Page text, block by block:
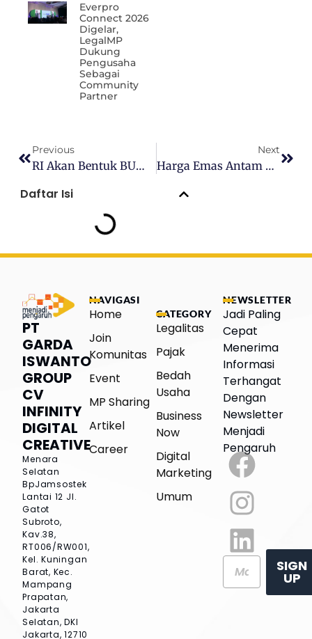
Everpro
Connect 2026
Digelar,
LegalMP
Dukung
Pengusaha
Sebagai
Community
Partner
Previous
RI Akan Bentuk BUMN Tekstil Baru, Danantara Siapkan Rp 101 Triliun
Next
Harga Emas Antam Hari Ini Selasa 27 Januari 2026, Nyaris Rp 3 Juta Per Gram
Daftar Isi
PT
GARDA
ISWANTO
GROUP
CV
INFINITY
DIGITAL
CREATIVE
Menara
Selatan
BpJamsostek
Lantai 12 Jl.
Gatot
Subroto,
Kav.38,
RT006/RW001,
Kel. Kuningan
Barat, Kec.
Mampang
Prapatan,
Jakarta
Selatan, DKI
Jakarta, 12710
NAVIGASI
Home
Join
Komunitas
Event
MP Sharing
Artikel
Career
CATEGORY
Legalitas
Pajak
Bedah
Usaha
Business
Now
Digital
Marketing
Umum
NEWSLETTER
Jadi Paling
Cepat
Menerima
Informasi
Terhangat
Dengan
Newsletter
Menjadi
Pengaruh
SIGN
UP